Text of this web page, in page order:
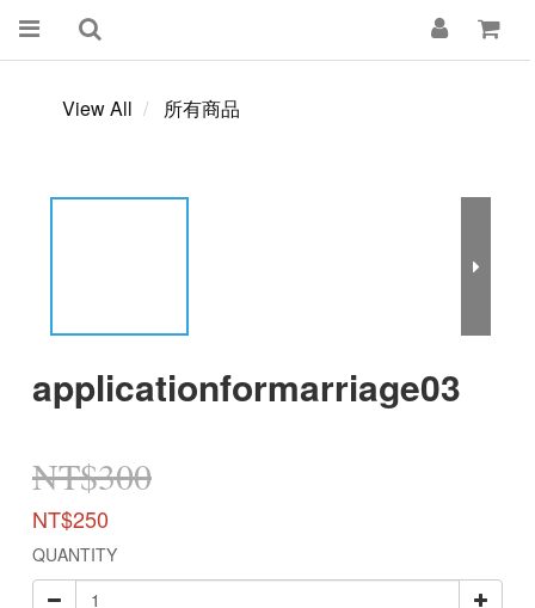
View All 所有商品
applicationformarriage03
NT$300
NT$250
QUANTITY